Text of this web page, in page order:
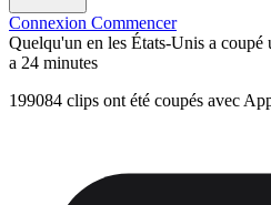
Connexion Commencer
Quelqu'un en les États-Unis a coupé
a 24 minutes
199084 clips ont été coupés avec